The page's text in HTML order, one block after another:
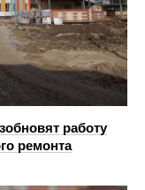
работу
ремонта